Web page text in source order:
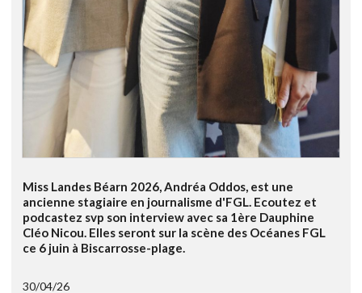
Miss Landes Béarn 2026, Andréa Oddos, est une
ancienne stagiaire en journalisme d'FGL. Ecoutez et
podcastez svp son interview avec sa 1ère Dauphine
Cléo Nicou. Elles seront sur la scène des Océanes FGL
ce 6 juin à Biscarrosse-plage.
30/04/26